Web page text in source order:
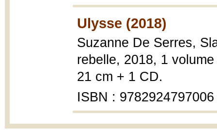
Ulysse (2018)
Suzanne De Serres,
rebelle, 2018, 1
21 cm + 1 CD.
ISBN : 9782924797006